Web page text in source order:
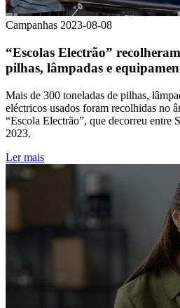
Campanhas 2023-08-08
“Escolas Electrão”
pilhas, lâmpadas e
Mais de 300 toneladas de pilhas,
eléctricos usados foram recolhidas no
“Escola Electrão”, que decorreu entre
2023.
Ler mais